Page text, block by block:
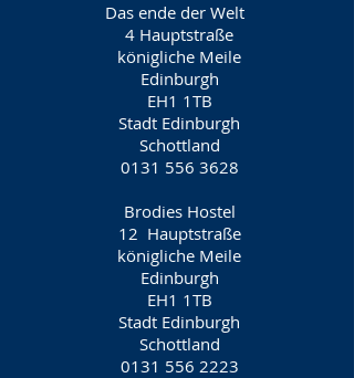
Das ende der Welt
4 Hauptstraße
königliche Meile
Edinburgh
EH1 1TB
Stadt Edinburgh
Schottland
0131 556 3628
Brodies Hostel
12 Hauptstraße
königliche Meile
Edinburgh
EH1 1TB
Stadt Edinburgh
Schottland
0131 556 2223